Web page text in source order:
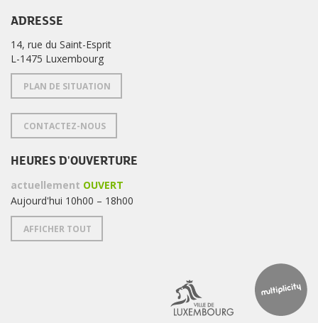
ADRESSE
14, rue du Saint-Esprit
L-1475 Luxembourg
PLAN DE SITUATION
CONTACTEZ-NOUS
HEURES D'OUVERTURE
actuellement OUVERT
Aujourd'hui 10h00 – 18h00
AFFICHER TOUT